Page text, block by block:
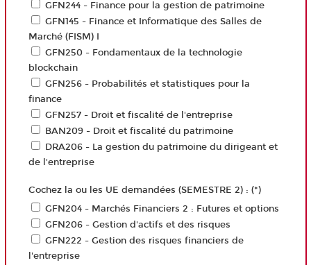
GFN244 - Finance pour la gestion de patrimoine
GFN145 - Finance et Informatique des Salles de
Marché (FISM) I
GFN250 - Fondamentaux de la technologie
blockchain
GFN256 - Probabilités et statistiques pour la
finance
GFN257 - Droit et fiscalité de l'entreprise
BAN209 - Droit et fiscalité du patrimoine
DRA206 - La gestion du patrimoine du dirigeant et
de l'entreprise
Cochez la ou les UE demandées (SEMESTRE 2) : (*)
GFN204 - Marchés Financiers 2 : Futures et options
GFN206 - Gestion d'actifs et des risques
GFN222 - Gestion des risques financiers de
l'entreprise